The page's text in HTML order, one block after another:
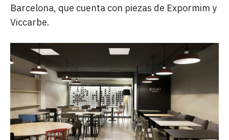
Barcelona, que cuenta con piezas de Expormim y
Viccarbe.